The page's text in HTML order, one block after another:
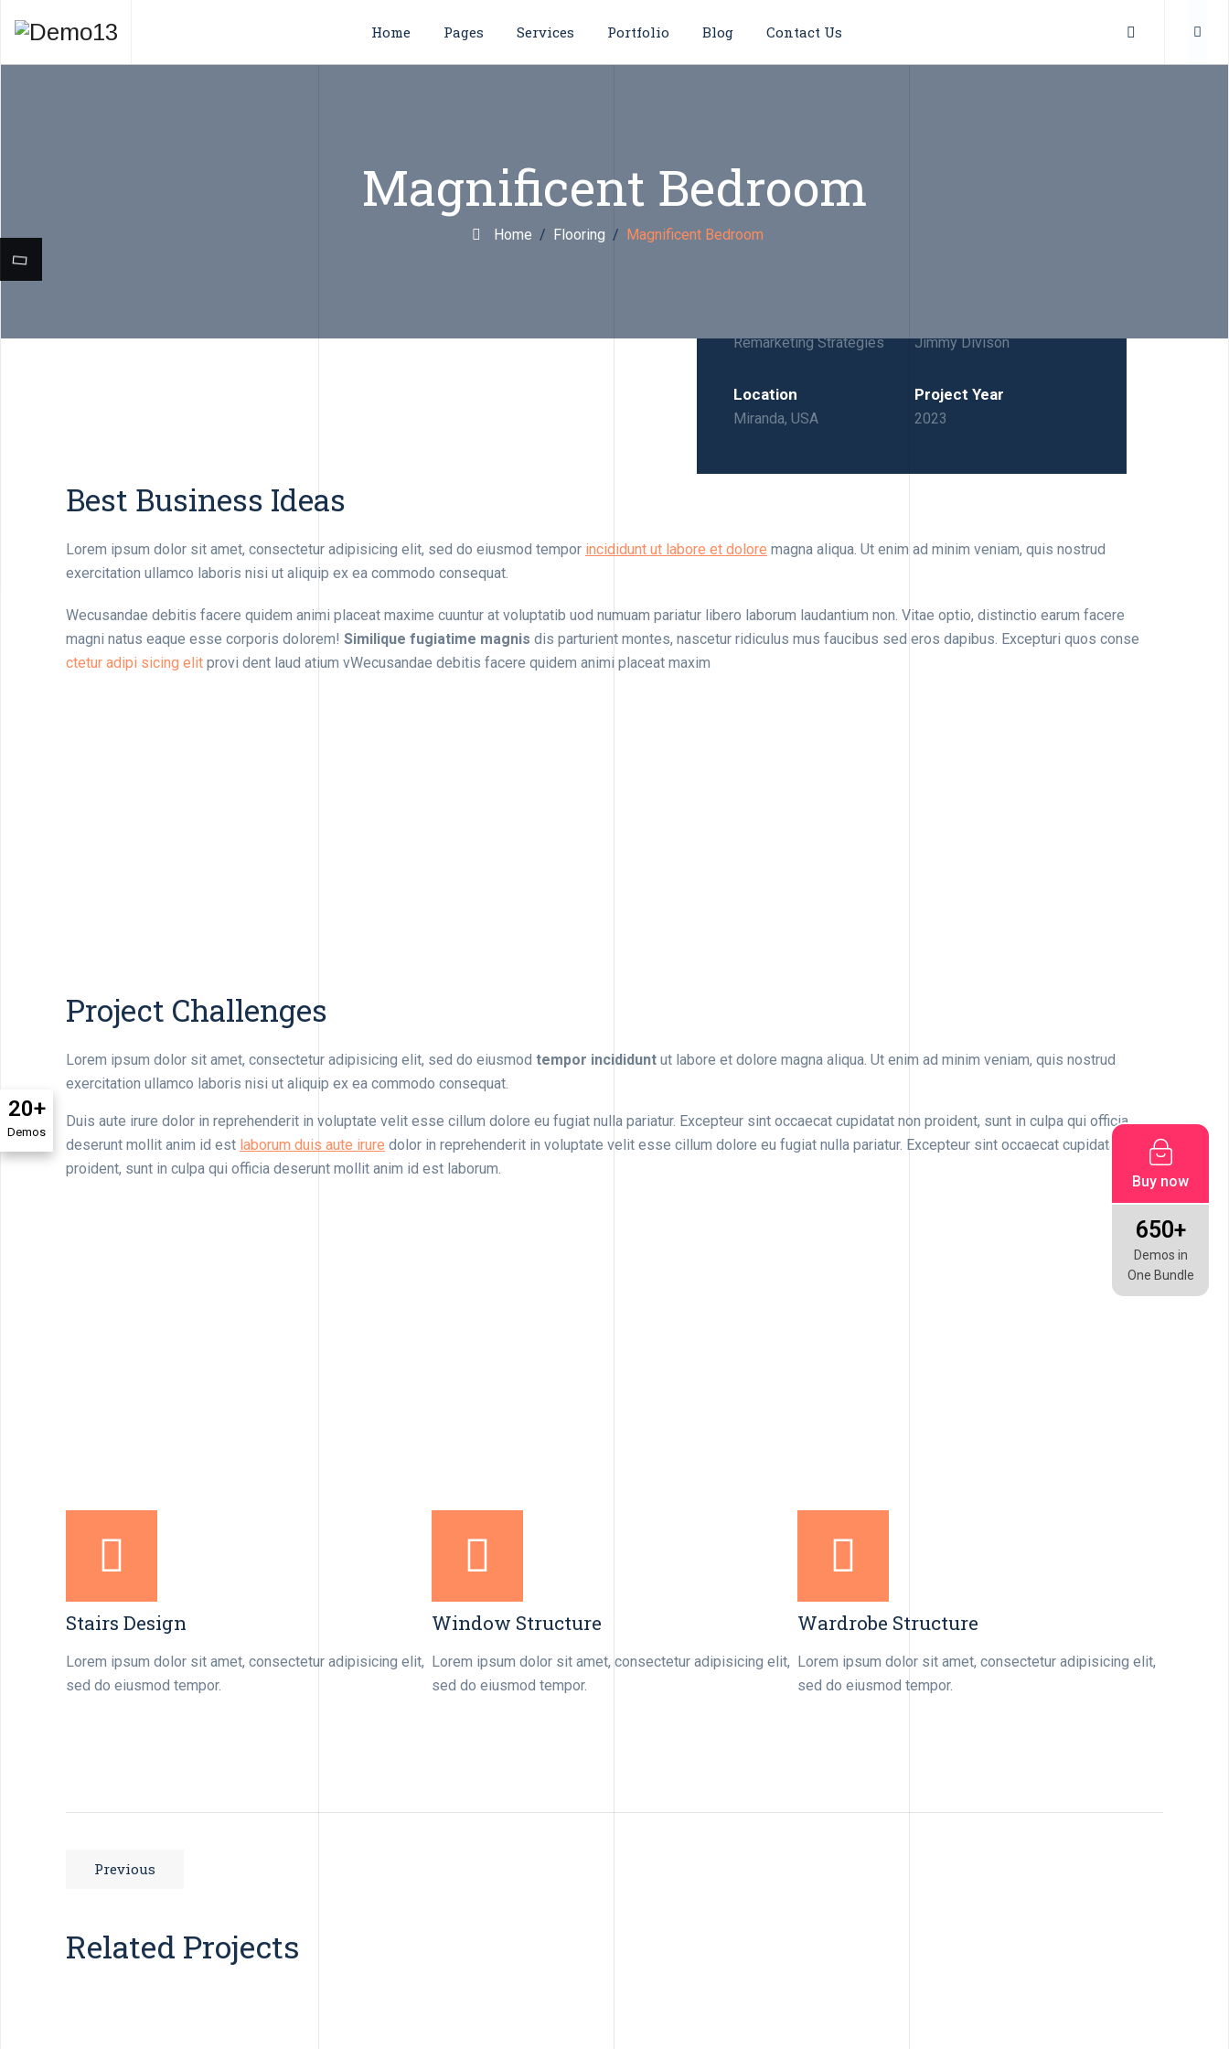
Home Pages Services Portfolio Blog Contact Us
Magnificent Bedroom
Home / Flooring / Magnificent Bedroom
Remarketing Strategies Jimmy Divison
Location
Miranda, USA
Project Year
2023
Best Business Ideas
Lorem ipsum dolor sit amet, consectetur adipisicing elit, sed do eiusmod tempor incididunt ut labore et dolore magna aliqua. Ut enim ad minim veniam, quis nostrud
exercitation ullamco laboris nisi ut aliquip ex ea commodo consequat.
Wecusandae debitis facere quidem animi placeat maxime cuuntur at voluptatib uod numuam pariatur libero laborum laudantium non. Vitae optio, distinctio earum facere
magni natus eaque esse corporis dolorem! Similique fugiatime magnis dis parturient montes, nascetur ridiculus mus faucibus sed eros dapibus. Excepturi quos conse
ctetur adipi sicing elit provi dent laud atium vWecusandae debitis facere quidem animi placeat maxim
Project Challenges
Lorem ipsum dolor sit amet, consectetur adipisicing elit, sed do eiusmod tempor incididunt ut labore et dolore magna aliqua. Ut enim ad minim veniam, quis nostrud
exercitation ullamco laboris nisi ut aliquip ex ea commodo consequat.
Duis aute irure dolor in reprehenderit in voluptate velit esse cillum dolore eu fugiat nulla pariatur. Excepteur sint occaecat cupidatat non proident, sunt in culpa qui officia
deserunt mollit anim id est laborum duis aute irure dolor in reprehenderit in voluptate velit esse cillum dolore eu fugiat nulla pariatur. Excepteur sint occaecat cupidatat non
proident, sunt in culpa qui officia deserunt mollit anim id est laborum.
Stairs Design
Lorem ipsum dolor sit amet, consectetur adipisicing elit,
sed do eiusmod tempor.
Window Structure
Lorem ipsum dolor sit amet, consectetur adipisicing elit,
sed do eiusmod tempor.
Wardrobe Structure
Lorem ipsum dolor sit amet, consectetur adipisicing elit,
sed do eiusmod tempor.
Previous
Related Projects
Flooring, Interior design
Demos
20+
Buy now
650+
Demos in
One Bundle